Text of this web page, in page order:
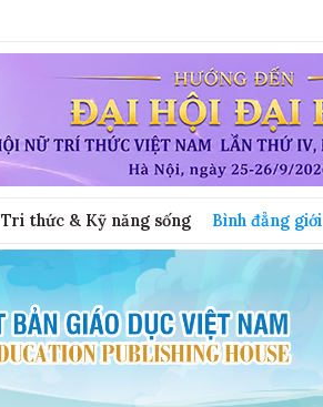
Tri thức & Kỹ năng sống Bình đẳng giới